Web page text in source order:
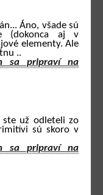
Áno, všade sú
(dokonca aj v
elementy. Ale
..
sa pripraví na
ste už odleteli zo
sú skoro v
sa pripraví na